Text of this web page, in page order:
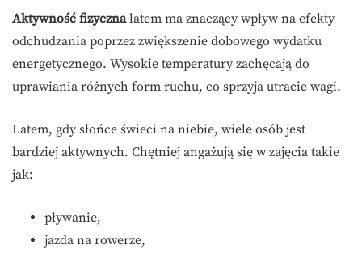
Aktywność fizycznalatem ma znaczący wpływ na efekty
odchudzania poprzez zwiększenie dobowego wydatku
energetycznego. Wysokie temperatury zachęcają do
uprawiania różnych form ruchu, co sprzyja utracie wagi.
Latem, gdy słońce świeci na niebie, wiele osób jest
bardziej aktywnych. Chętniej angażują się w zajęcia takie
jak:
pływanie,
jazda na rowerze,